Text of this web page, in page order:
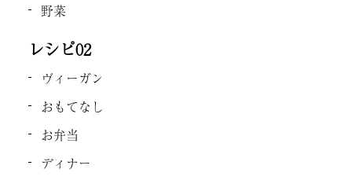
野菜
レシピ02
ヴィーガン
おもてなし
お弁当
ディナー